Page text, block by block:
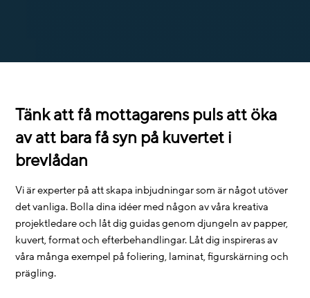
Tänk att få mottagarens puls att öka
av att bara få syn på kuvertet i
brevlådan
Vi är experter på att skapa inbjudningar som är något utöver
det vanliga. Bolla dina idéer med någon av våra kreativa
projektledare och låt dig guidas genom djungeln av papper,
kuvert, format och efterbehandlingar. Låt dig inspireras av
våra många exempel på foliering, laminat, figurskärning och
prägling.